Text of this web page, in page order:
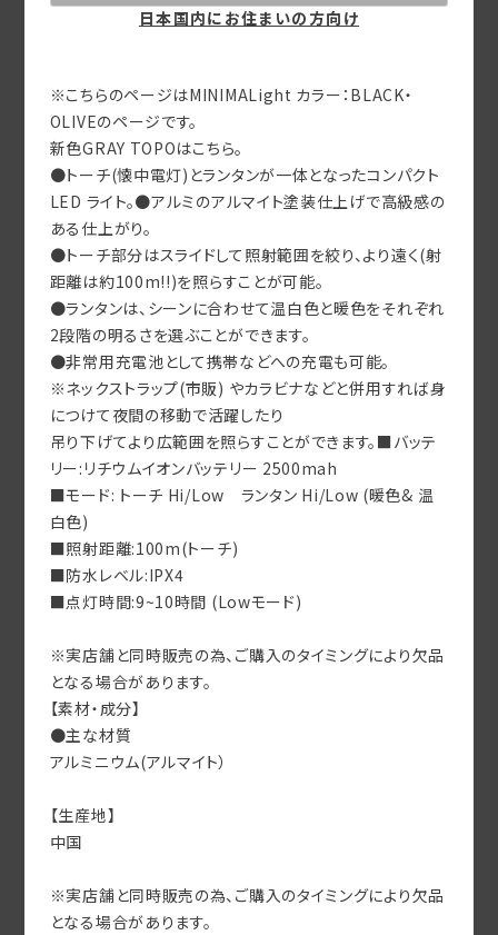
日本国内にお住まいの方向け
※こちらのページはMINIMALight カラー：BLACK・
OLIVEのページです。
新色GRAY TOPOはこちら。
●トーチ(懐中電灯)とランタンが一体となったコンパクト
LED ライト。●アルミのアルマイト塗装仕上げで高級感の
ある仕上がり。
●トーチ部分はスライドして照射範囲を絞り、より遠く(射
距離は約100m!!)を照らすことが可能。
●ランタンは、シーンに合わせて温白色と暖色をそれぞれ
2段階の明るさを選ぶことができます。
●非常用充電池として携帯などへの充電も可能。
※ネックストラップ(市販) やカラビナなどと併用すれば身
につけて夜間の移動で活躍したり
吊り下げてより広範囲を照らすことができます。■バッテ
リー:リチウムイオンバッテリー 2500mah
■モード: トーチ Hi/Low ランタン Hi/Low (暖色& 温
白色)
■照射距離:100m(トーチ)
■防水レベル:IPX4
■点灯時間:9~10時間 (Lowモード)
※実店舗と同時販売の為、ご購入のタイミングにより欠品
となる場合があります。
【素材・成分】
●主な材質
アルミニウム(アルマイト）
【生産地】
中国
※実店舗と同時販売の為、ご購入のタイミングにより欠品
となる場合があります。